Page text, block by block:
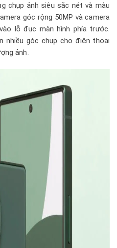
chụp ảnh siêu sắc nét và màu
góc rộng 50MP và camera
lỗ đục màn hình phía trước.
nhiều góc chụp cho điện thoại
ảnh.